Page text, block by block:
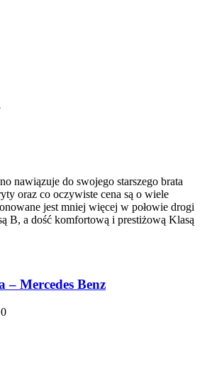
nawiązuje do swojego starszego brata
oraz co oczywiste cena są o wiele
jest mniej więcej w połowie drogi
B, a dość komfortową i prestiżową Klasą
– Mercedes Benz